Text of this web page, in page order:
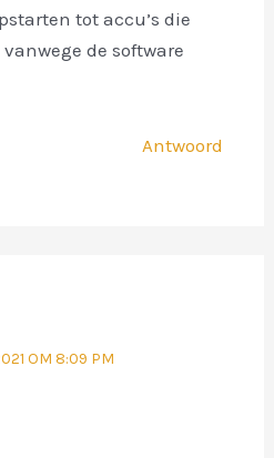
tot accu’s die
de software
Antwoord
OM 8:09 PM